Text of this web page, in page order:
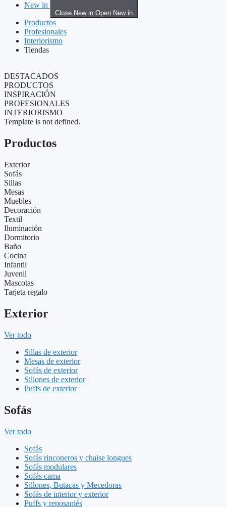
New in
Close New in Open New in
Productos
Profesionales
Interiorismo
Tiendas
DESTACADOS
PRODUCTOS
INSPIRACIÓN
PROFESIONALES
INTERIORISMO
Template is not defined.
Productos
Exterior
Sofás
Sillas
Mesas
Muebles
Decoración
Textil
Iluminación
Dormitorio
Baño
Cocina
Infantil
Juvenil
Mascotas
Tarjeta regalo
Exterior
Ver todo
Sillas de exterior
Mesas de exterior
Sofás de exterior
Sillones de exterior
Puffs de exterior
Sofás
Ver todo
Sofás
Sofás rinconeros y chaise longues
Sofás modulares
Sofás cama
Sillones, Butacas y Mecedoras
Sofás de interior y exterior
Puffs y reposapiés